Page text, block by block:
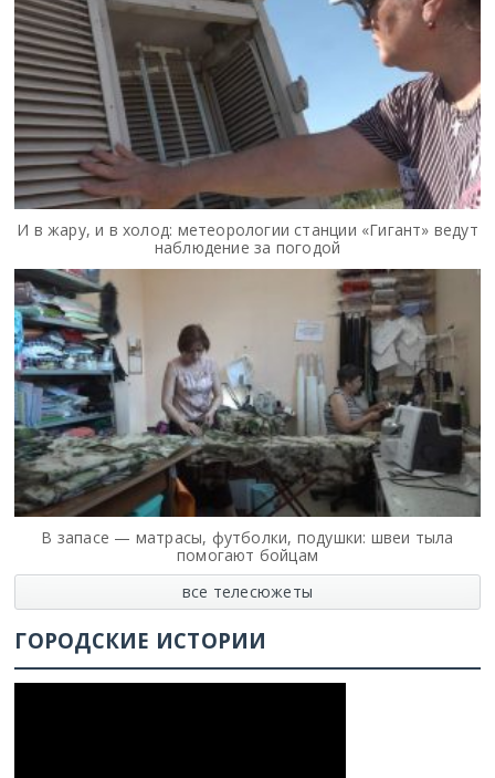
И в жару, и в холод: метеорологии станции «Гигант» ведут
наблюдение за погодой
В запасе — матрасы, футболки, подушки: швеи тыла
помогают бойцам
все телесюжеты
ГОРОДСКИЕ ИСТОРИИ